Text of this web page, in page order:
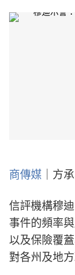
商傳媒 ｜方
信評機構穆
事件的頻率
以及保險覆
對各州及地